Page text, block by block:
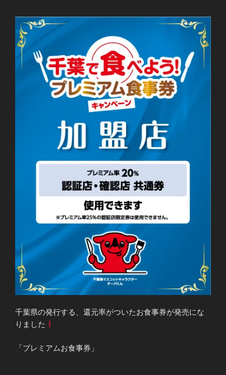
千葉県の発行する、還元率がついたお食事券が発売にな
りました
「プレミアムお食事券」